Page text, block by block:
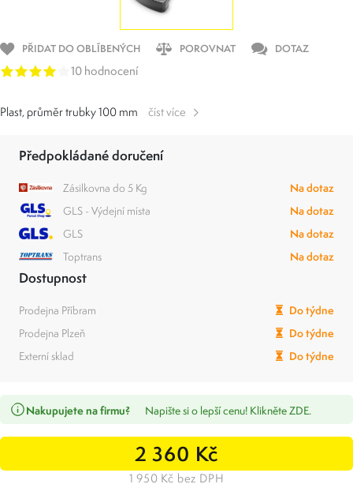
PŘIDAT DO OBLÍBENÝCH POROVNAT DOTAZ
10 hodnocení
Plast, průměr trubky 100 mm číst více
Předpokládané doručení
Zásilkovna do 5 Kg
Na dotaz
GLS - Výdejní místa
Na dotaz
GLS
Na dotaz
Toptrans
Na dotaz
Dostupnost
Prodejna Příbram
Do týdne
Prodejna Plzeň
Do týdne
Externí sklad
Do týdne
Nakupujete na firmu? Napište si o lepší cenu! Klikněte ZDE.
2 360 Kč
1 950 Kč bez DPH